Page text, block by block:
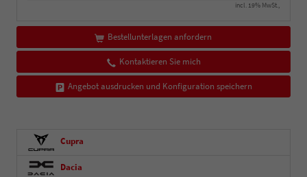
incl. 19% MwSt.,
Bestellunterlagen anfordern
Kontaktieren Sie mich
Angebot ausdrucken und Konfiguration speichern
Cupra
Dacia